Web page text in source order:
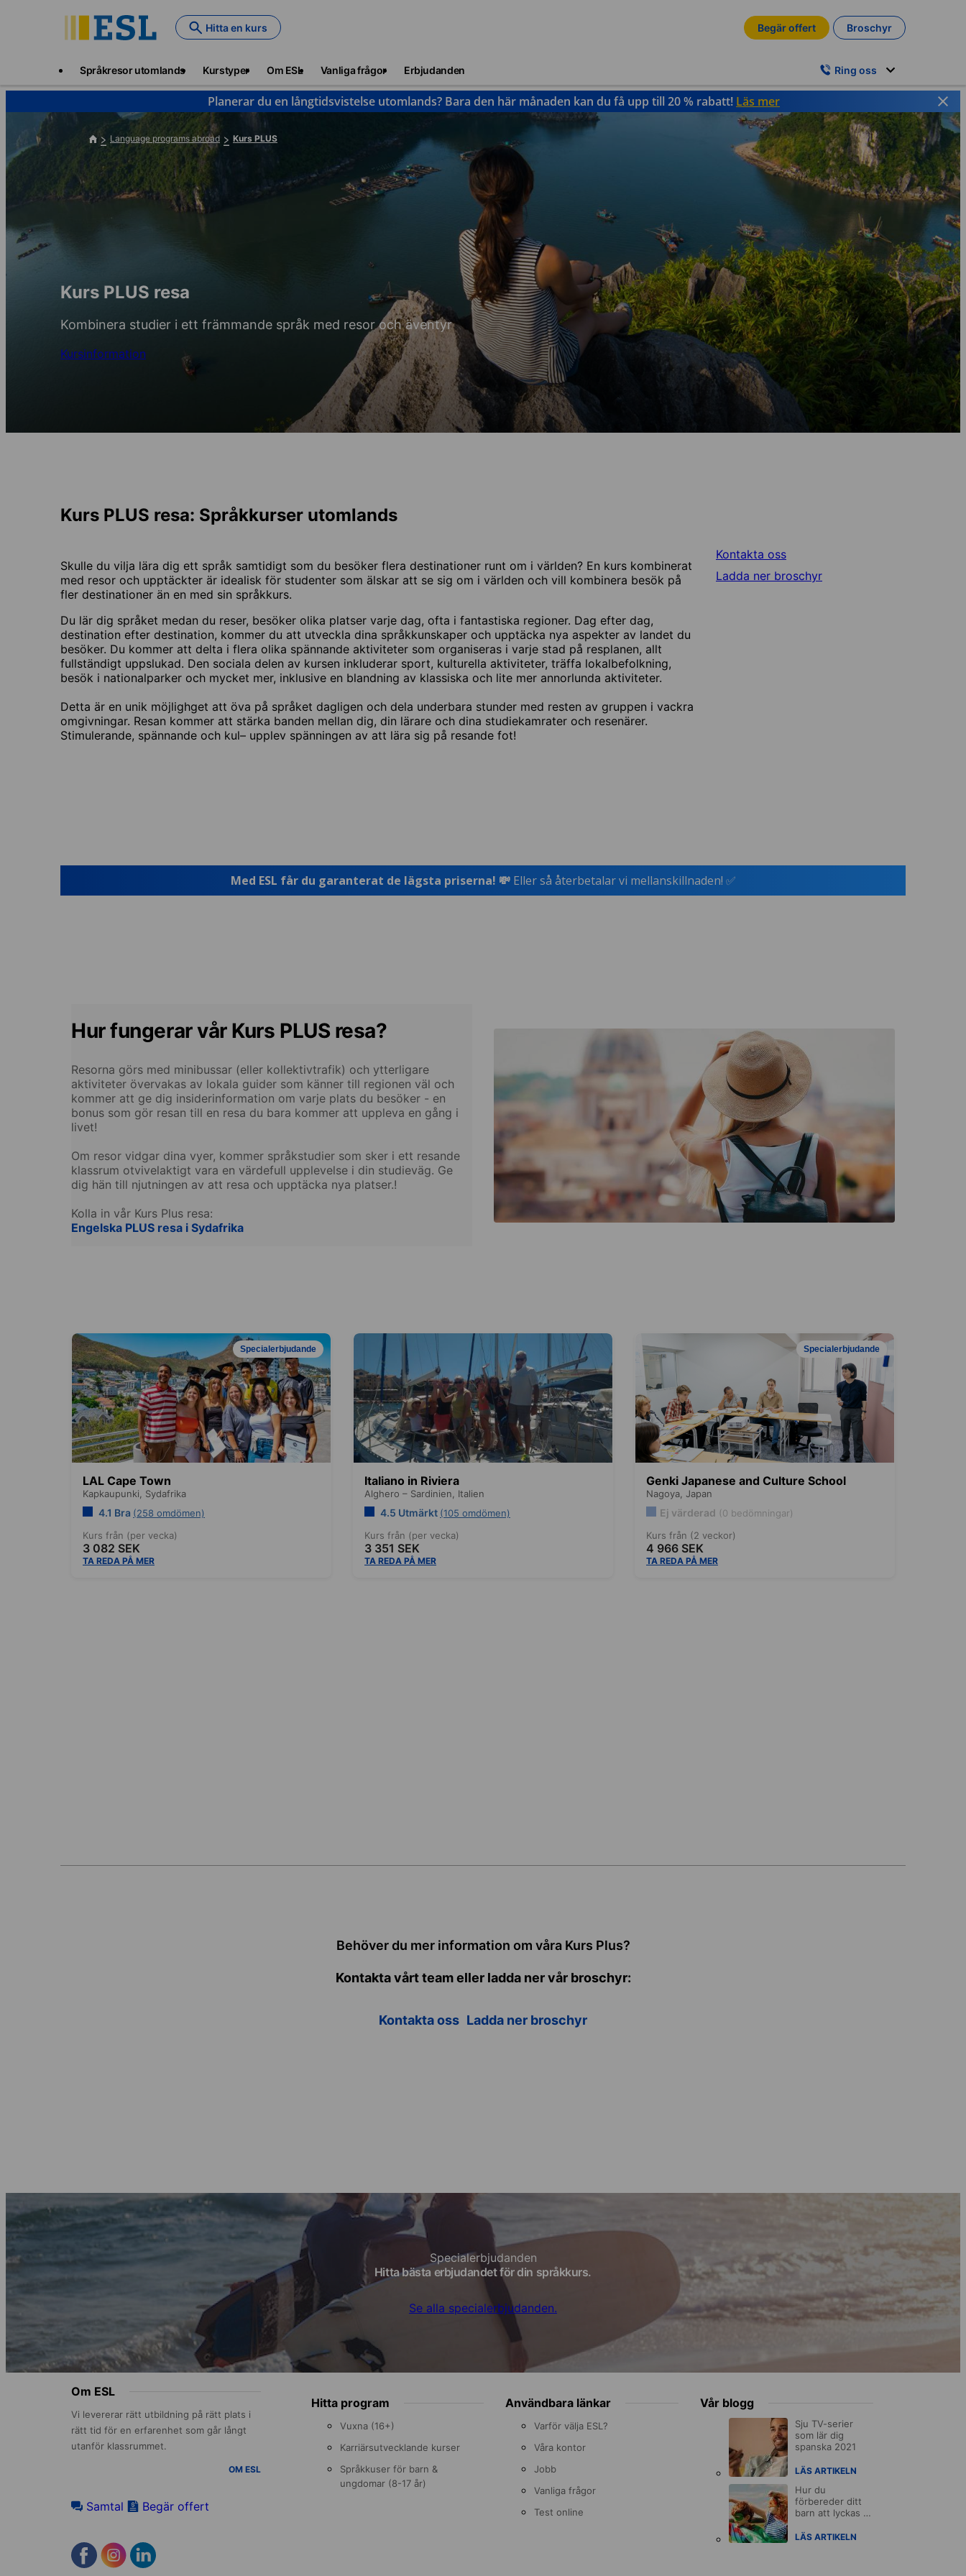
Hitta en kurs Begär offert Broschyr
Språkresor utomlands Kurstyper Om ESL Vanliga frågor Erbjudanden Ring oss
Planerar du en långtidsvistelse utomlands? Bara den här månaden kan du få upp till 20 % rabatt! Läs mer
Language programs abroad Kurs PLUS
Kurs PLUS resa
Kombinera studier i ett främmande språk med resor och äventyr
Kursinformation
Kurs PLUS resa: Språkkurser utomlands
Skulle du vilja lära dig ett språk samtidigt som du besöker flera destinationer runt om i världen? En kurs kombinerat
med resor och upptäckter är idealisk för studenter som älskar att se sig om i världen och vill kombinera besök på
fler destinationer än en med sin språkkurs.
Du lär dig språket medan du reser, besöker olika platser varje dag, ofta i fantastiska regioner. Dag efter dag,
destination efter destination, kommer du att utveckla dina språkkunskaper och upptäcka nya aspekter av landet du
besöker. Du kommer att delta i flera olika spännande aktiviteter som organiseras i varje stad på resplanen, allt
fullständigt uppslukad. Den sociala delen av kursen inkluderar sport, kulturella aktiviteter, träffa lokalbefolkning,
besök i nationalparker och mycket mer, inklusive en blandning av klassiska och lite mer annorlunda aktiviteter.
Detta är en unik möjlighget att öva på språket dagligen och dela underbara stunder med resten av gruppen i vackra
omgivningar. Resan kommer att stärka banden mellan dig, din lärare och dina studiekamrater och resenärer.
Stimulerande, spännande och kul– upplev spänningen av att lära sig på resande fot!
Kontakta oss
Ladda ner broschyr
Med ESL får du garanterat de lägsta priserna! 💸Eller så återbetalar vi mellanskillnaden! ✅
Hur fungerar vår Kurs PLUS resa?
Resorna görs med minibussar (eller kollektivtrafik) och ytterligare
aktiviteter övervakas av lokala guider som känner till regionen väl och
kommer att ge dig insiderinformation om varje plats du besöker - en
bonus som gör resan till en resa du bara kommer att uppleva en gång i
livet!
Om resor vidgar dina vyer, kommer språkstudier som sker i ett resande
klassrum otvivelaktigt vara en värdefull upplevelse i din studieväg. Ge
dig hän till njutningen av att resa och upptäcka nya platser.!
Kolla in vår Kurs Plus resa:
Engelska PLUS resa i Sydafrika
Specialerbjudande
LAL Cape Town
Kapkaupunki, Sydafrika
4.1 Bra (258 omdömen)
Kurs från (per vecka)
3 082 SEK
TA REDA PÅ MER
Italiano in Riviera
Alghero – Sardinien, Italien
4.5 Utmärkt (105 omdömen)
Kurs från (per vecka)
3 351 SEK
TA REDA PÅ MER
Specialerbjudande
Genki Japanese and Culture School
Nagoya, Japan
Ej värderad (0 bedömningar)
Kurs från (2 veckor)
4 966 SEK
TA REDA PÅ MER
Behöver du mer information om våra Kurs Plus?
Kontakta vårt team eller ladda ner vår broschyr:
Kontakta oss Ladda ner broschyr
Specialerbjudanden
Hitta bästa erbjudandet för din språkkurs.
Se alla specialerbjudanden.
Om ESL
Vi levererar rätt utbildning på rätt plats i
rätt tid för en erfarenhet som går långt
utanför klassrummet.
OM ESL
Samtal Begär offert
Hitta program
Vuxna (16+)
Karriärsutvecklande kurser
Språkkuser för barn &
ungdomar (8-17 år)
Användbara länkar
Varför välja ESL?
Våra kontor
Jobb
Vanliga frågor
Test online
Vår blogg
Sju TV-serier
som lär dig
spanska 2021
LÄS ARTIKELN
Hur du
förbereder ditt
barn att lyckas i
LÄS ARTIKELN